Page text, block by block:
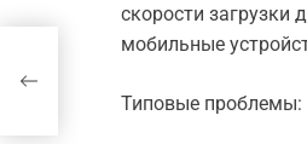
скорости загрузки
мобильные
Типовые проблемы: